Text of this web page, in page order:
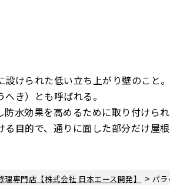
けられた低い立ち上がり壁のこと。
き）とも呼ばれる。
水効果を高めるために取り付けられ
る目的で、通りに面した部分だけ屋
専門店【株式会社 日本エース開発】 > パラ